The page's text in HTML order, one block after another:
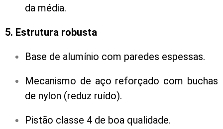
da média.
5. Estrutura robusta
Base de alumínio com paredes espessas.
Mecanismo de aço reforçado com buchas
de nylon (reduz ruído).
Pistão classe 4 de boa qualidade.